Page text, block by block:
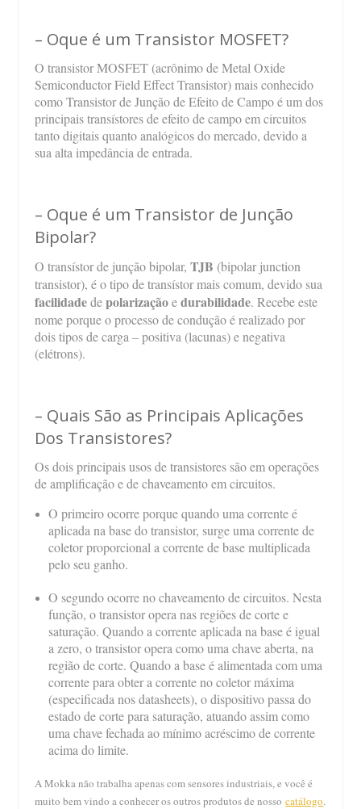
– Oque é um Transistor MOSFET?
O transistor MOSFET (acrônimo de Metal Oxide
Semiconductor Field Effect Transistor) mais conhecido
como Transistorde Junção de Efeito de Campoé um dos
principais transístores de efeito de campo em circuitos
tanto digitais quanto analógicos do mercado, devido a
sua alta impedância de entrada.
– Oque é um Transistor de Junção
Bipolar?
O transístor de junção bipolar,TJB (bipolar junction
transistor), é o tipo de transístor mais comum, devido sua
facilidadedepolarizaçãoedurabilidade. Recebe este
nome porque o processo de condução é realizado por
dois tipos de carga – positiva (lacunas) e negativa
(elétrons).
– Quais São as Principais Aplicações
Dos Transistores?
Os dois principais usos de transistores são em operações
de amplificação e de chaveamento em circuitos.
O primeiro ocorre porque quando uma corrente é
aplicada na base do transistor, surge uma corrente de
coletor proporcional a corrente de base multiplicada
pelo seu ganho.
O segundo ocorre no chaveamento de circuitos. Nesta
função, o transistor opera nas regiões de corte e
saturação. Quando a corrente aplicada na base é igual
a zero, o transistor opera como uma chave aberta, na
região de corte. Quando a base é alimentada com uma
corrente para obter a corrente no coletor máxima
(especificada nos datasheets), o dispositivo passa do
estado de corte para saturação, atuando assim como
uma chave fechada ao mínimo acréscimo de corrente
acima do limite.
A Mokka não trabalha apenas com sensores industriais, e você é
muito bem vindo a conhecer os outros produtos de nossocatálogo.